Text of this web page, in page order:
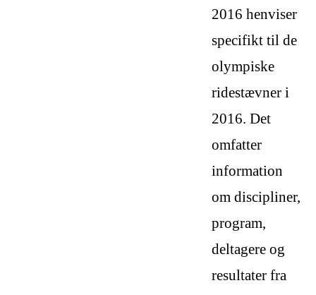
2016 henviser
specifikt til de
olympiske
ridestævner i
2016. Det
omfatter
information
om discipliner,
program,
deltagere og
resultater fra